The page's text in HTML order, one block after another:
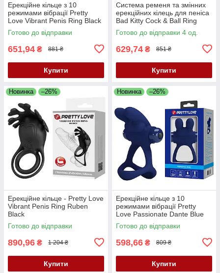
Ерекційне кільце з 10
режимами вібрації Pretty
Love Vibrant Penis Ring Black
— вібрації для двох
Готово до відправки
651,94 ₴ 881 ₴
Купити
Система ременя та змінних
ерекційних кілець для пеніса
Bad Kitty Cock & Ball Ring
Готово до відправки 4 од.
629,74 ₴ 851 ₴
Купити
Новинка –26%
Ерекційне кільце - Pretty Love
Vibrant Penis Ring Ruben
Black
Готово до відправки
890,96 ₴ 1 204 ₴
Купити
Новинка –26%
Ерекційне кільце з 10
режимами вібрації Pretty
Love Passionate Dante Blue
— потужна насолода в
обіймах «вухастого»!
Готово до відправки
598,66 ₴ 809 ₴
Купити